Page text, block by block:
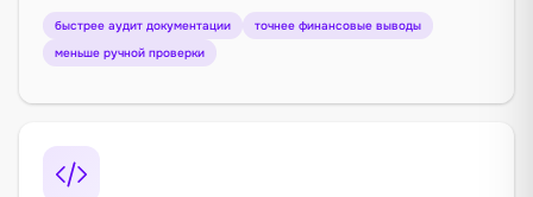
быстрее аудит документации
точнее финансовые выводы
меньше ручной проверки